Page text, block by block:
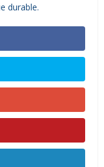
durable.